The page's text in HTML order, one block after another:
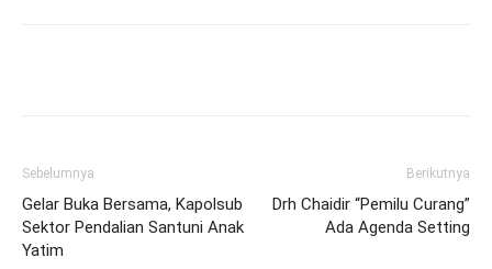
Sebelumnya
Gelar Buka Bersama, Kapolsub
Sektor Pendalian Santuni Anak
Yatim
Berikutnya
Drh Chaidir “Pemilu Curang”
Ada Agenda Setting